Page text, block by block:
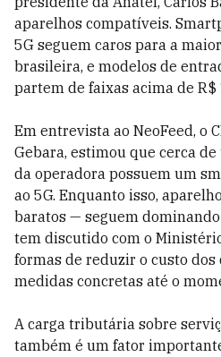
aparelhos compatíveis.
5G seguem caros para a
brasileira, e modelos de
partem de faixas acima de R$
Em entrevista ao NeoFeed, o
Gebara, estimou que cerca
da operadora possuem um
ao 5G. Enquanto isso,
baratos — seguem
tem discutido com o
formas de reduzir o custo
medidas concretas até o
A carga tributária sobre
também é um fator